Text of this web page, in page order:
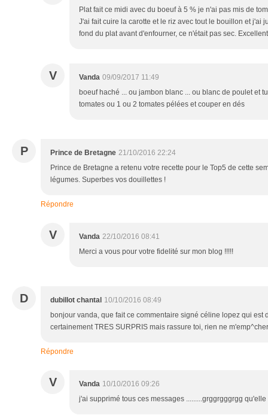
Plat fait ce midi avec du boeuf à 5 % je n'ai pas mis de
J'ai fait cuire la carotte et le riz avec tout le bouillon et j'ai
fond du plat avant d'enfourner, ce n'était pas sec.
V Vanda 09/09/2017 11:49
boeuf haché ... ou jambon blanc ... ou blanc de poulet et
tomates ou 1 ou 2 tomates pélées et couper en dés
P Prince de Bretagne 21/10/2016 22:24
Prince de Bretagne a retenu votre recette pour le Top5 de cette
légumes. Superbes vos douillettes !
Répondre
V Vanda 22/10/2016 08:41
Merci a vous pour votre fidelité sur mon blog !!!!!
D dubillot chantal 10/10/2016 08:49
bonjour vanda, que fait ce commentaire signé céline lopez qui est
certainement TRES SURPRIS mais rassure toi, rien ne
Répondre
V Vanda 10/10/2016 09:26
j'ai supprimé tous ces messages .........grggrgggrgg